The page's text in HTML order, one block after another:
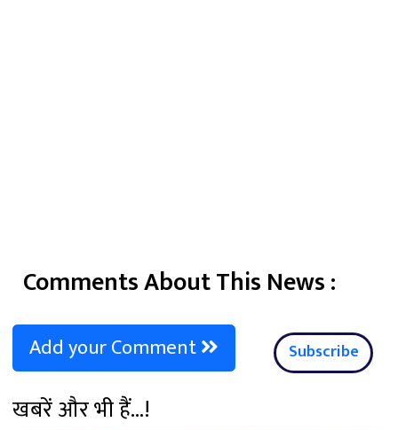
Comments About This News :
Add your Comment Subscribe
खबरें और भी हैं...!